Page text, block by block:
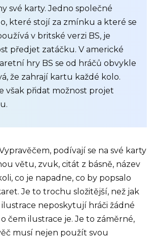
své karty. Jedno společné
které stojí za zmínku a které se
v britské verzi BS, je
předjet zatáčku. V americké
hry BS se od hráčů obvykle
že zahrají kartu každé kolo.
však přidat možnost projet
podívají se na své karty
větu, zvuk, citát z básně, název
co je napadne, co by popsalo
Je to trochu složitější, než jak
neposkytují hráči žádné
čem ilustrace je. Je to záměrné,
musí nejen použít svou